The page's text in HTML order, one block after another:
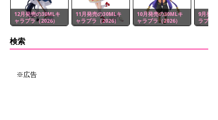
12月発売の30MLキ
ャラプラ（2026）
11月発売の30MLキ
ャラプラ（2026）
10月発売の30MLキ
ャラプラ（2026）
9月発
ラプラ
検索
※広告